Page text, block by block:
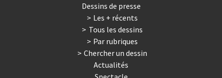
La Suisse UDC
Les années Bush
Dessins de presse
Les + récents
Tous les dessins
Par rubriques
Chercher un dessin
Actualités